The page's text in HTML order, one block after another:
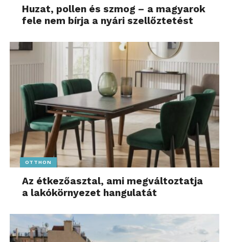
Huzat, pollen és szmog – a magyarok
fele nem bírja a nyári szellőztetést
OTTHON
Az étkezőasztal, ami megváltoztatja
a lakókörnyezet hangulatát